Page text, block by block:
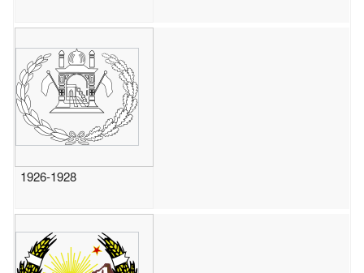
1926-1928